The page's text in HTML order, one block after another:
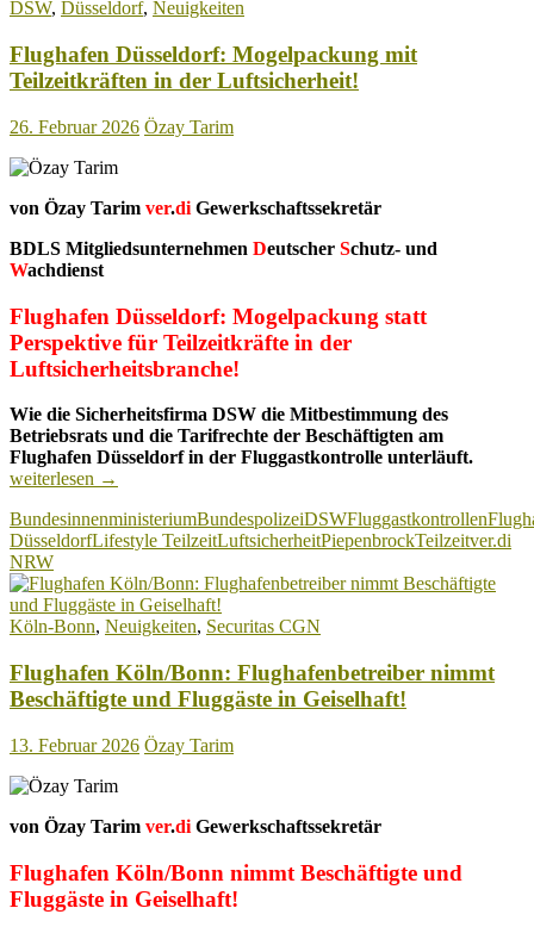
pfui
DSW, Düsseldorf, Neuigkeiten
Flughafen Düsseldorf: Mogelpackung mit
Teilzeitkräften in der Luftsicherheit!
26. Februar 2026 Özay Tarim
von Özay Tarim ver.di Gewerkschaftssekretär
BDLS Mitgliedsunternehmen Deutscher Schutz- und
Wachdienst
Flughafen Düsseldorf: Mogelpackung statt
Perspektive für Teilzeitkräfte in der
Luftsicherheitsbranche!
Wie die Sicherheitsfirma DSW die Mitbestimmung des
Betriebsrats und die Tarifrechte der Beschäftigten am
Flughafen Düsseldorf in der Fluggastkontrolle unterläuft.
mit
der
weiterlesen →
BundesinnenministeriumBundespolizeiDSWFluggastkontrollen
DüsseldorfLifestyle TeilzeitLuftsicherheitPiepenbrockTeilzeitver.di
NRW
Köln-Bonn, Neuigkeiten, Securitas CGN
Flughafen Köln/Bonn: Flughafenbetreiber nimmt
Beschäftigte und Fluggäste in Geiselhaft!
13. Februar 2026 Özay Tarim
von Özay Tarim ver.di Gewerkschaftssekretär
Flughafen Köln/Bonn nimmt Beschäftigte und
Fluggäste in Geiselhaft!